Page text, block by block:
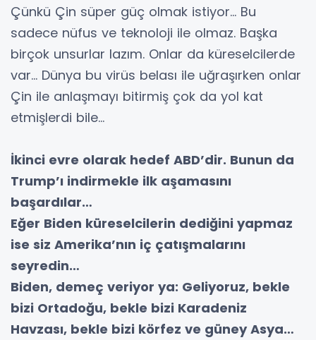
Çünkü Çin süper güç olmak istiyor… Bu
sadece nüfus ve teknoloji ile olmaz. Başka
birçok unsurlar lazım. Onlar da küreselcilerde
var… Dünya bu virüs belası ile uğraşırken onlar
Çin ile anlaşmayı bitirmiş çok da yol kat
etmişlerdi bile…
İkinci evre olarak hedef ABD’dir. Bunun da
Trump’ı indirmekle ilk aşamasını
başardılar…
Eğer Biden küreselcilerin dediğini yapmaz
ise siz Amerika’nın iç çatışmalarını
seyredin…
Biden, demeç veriyor ya: Geliyoruz, bekle
bizi Ortadoğu, bekle bizi Karadeniz
Havzası, bekle bizi körfez ve güney Asya…